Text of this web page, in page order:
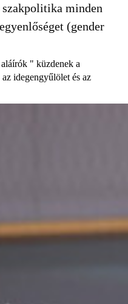
minden
(gender
" küzdenek a
idegengyűlölet és az